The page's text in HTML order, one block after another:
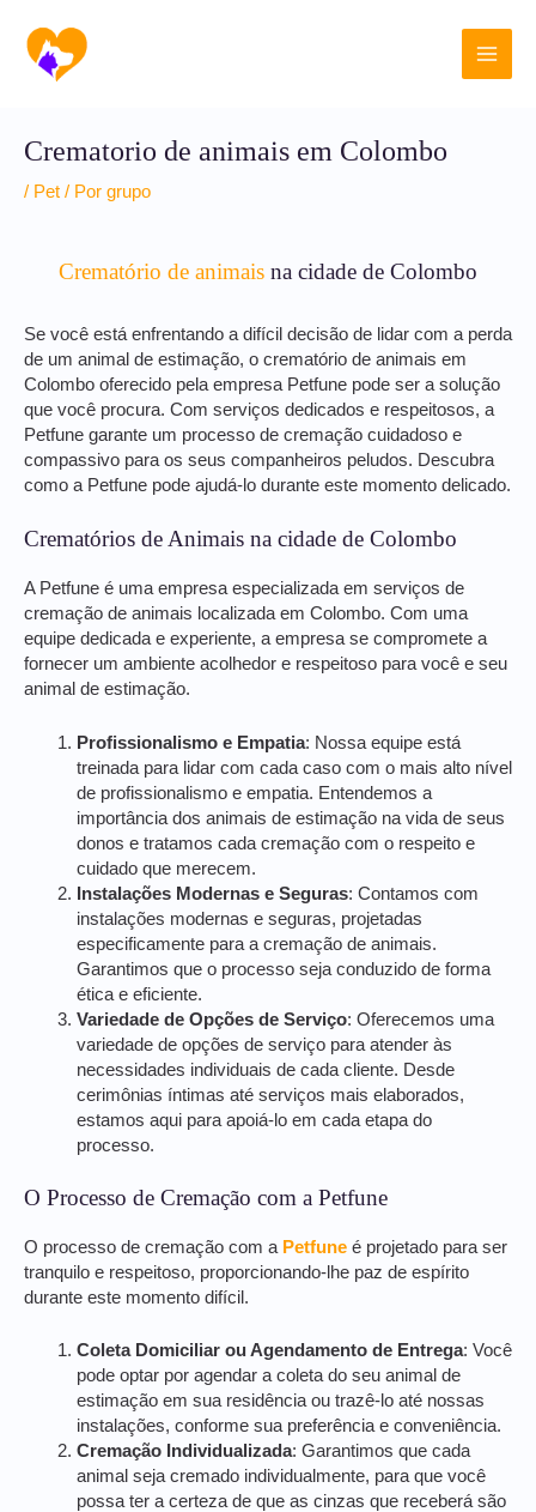
para
conteúdo
Main
Crematorio de animais em Colombo
/ Pet / Por grupo
Crematório de animais na cidade de Colombo
Se você está enfrentando a difícil decisão de lidar com a perda
de um animal de estimação, o crematório de animais em
Colombo oferecido pela empresa Petfune pode ser a solução
que você procura. Com serviços dedicados e respeitosos, a
Petfune garante um processo de cremação cuidadoso e
compassivo para os seus companheiros peludos. Descubra
como a Petfune pode ajudá-lo durante este momento delicado.
Crematórios de Animais na cidade de Colombo
A Petfune é uma empresa especializada em serviços de
cremação de animais localizada em Colombo. Com uma
equipe dedicada e experiente, a empresa se compromete a
fornecer um ambiente acolhedor e respeitoso para você e seu
animal de estimação.
Profissionalismo e Empatia: Nossa equipe está
treinada para lidar com cada caso com o mais alto nível
de profissionalismo e empatia. Entendemos a
importância dos animais de estimação na vida de seus
donos e tratamos cada cremação com o respeito e
cuidado que merecem.
Instalações Modernas e Seguras: Contamos com
instalações modernas e seguras, projetadas
especificamente para a cremação de animais.
Garantimos que o processo seja conduzido de forma
ética e eficiente.
Variedade de Opções de Serviço: Oferecemos uma
variedade de opções de serviço para atender às
necessidades individuais de cada cliente. Desde
cerimônias íntimas até serviços mais elaborados,
estamos aqui para apoiá-lo em cada etapa do
processo.
O Processo de Cremação com a Petfune
O processo de cremação com a Petfune é projetado para ser
tranquilo e respeitoso, proporcionando-lhe paz de espírito
durante este momento difícil.
Coleta Domiciliar ou Agendamento de Entrega: Você
pode optar por agendar a coleta do seu animal de
estimação em sua residência ou trazê-lo até nossas
instalações, conforme sua preferência e conveniência.
Cremação Individualizada: Garantimos que cada
animal seja cremado individualmente, para que você
possa ter a certeza de que as cinzas que receberá são